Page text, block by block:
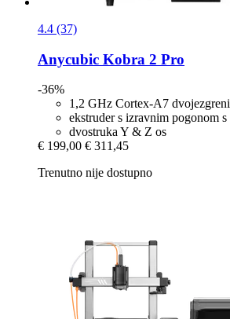
4.4 (37)
Anycubic Kobra 2 Pro
-36%
1,2 GHz Cortex-A7
ekstruder s izravnim pogonom
dvostruka Y & Z os
€ 199,00 € 311,45
Trenutno nije dostupno